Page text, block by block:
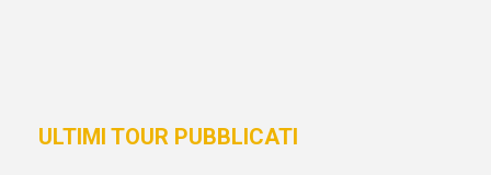
ULTIMI TOUR PUBBLICATI